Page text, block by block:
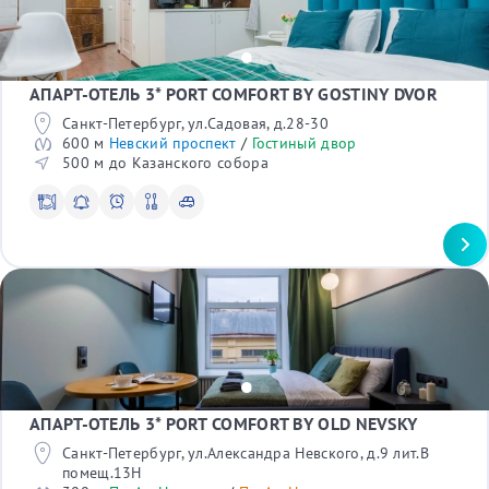
АПАРТ-ОТЕЛЬ 3* PORT COMFORT BY GOSTINY DVOR
Санкт-Петербург, ул.Садовая, д.28-30
600 м Невский проспект / Гостиный двор
500 м до Казанского собора
АПАРТ-ОТЕЛЬ 3* PORT COMFORT BY OLD NEVSKY
Санкт-Петербург, ул.Александра Невского, д.9 лит.В
помещ.13Н
Крейсер Аврора
Лофт Проект Этажи
Океанариум
Планетарий №1
Театр юных зрителей
Стадион Петровский
Диво остров
Елагин остров
СК Юбилейный
Военно-космическая академия
Спасо-Преображенский собор
Лиговский проспект
Канал Грибоедова
Джона Леннона
Большая Морская
Синопская набережная
Каменноостровский проспект
Большой проспект
Большой проспект П.С.
Мест в номере
3
С детьми
Да
С питомцами
Командировка
Да
Трансфер
В отеле
Wi-Fi
Телевизор
Сейф*
Рабочий стол*